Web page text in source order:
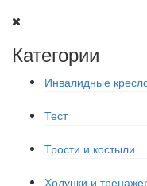
Категории
Инвалидные
Тест
Трости и костыли
Ходунки и